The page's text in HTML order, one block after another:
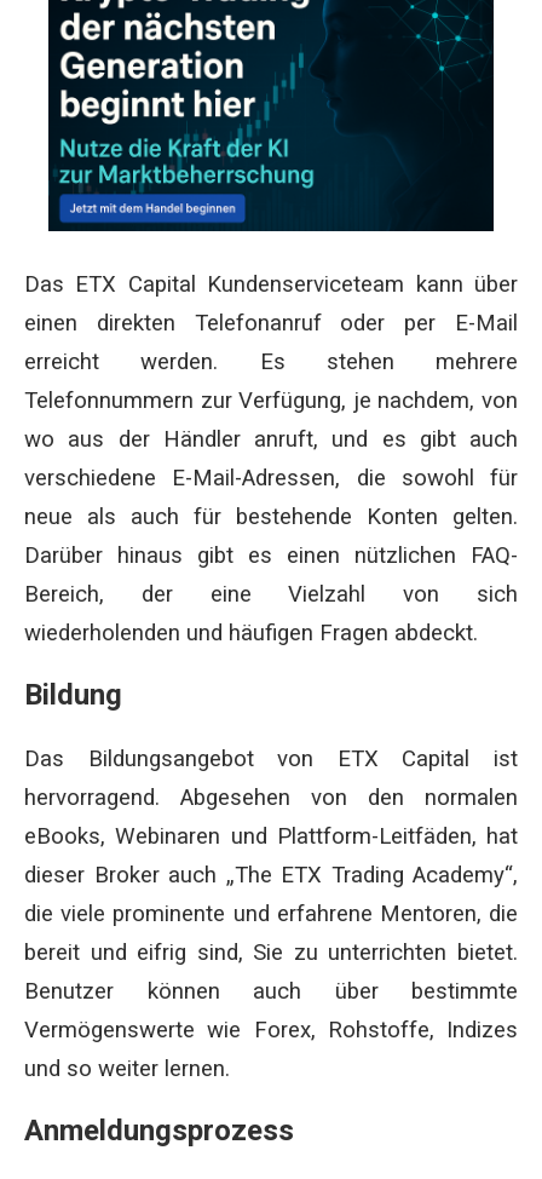
Das ETX Capital Kundenserviceteam kann über
einen direkten Telefonanruf oder per E-Mail
erreicht werden. Es stehen mehrere
Telefonnummern zur Verfügung, je nachdem, von
wo aus der Händler anruft, und es gibt auch
verschiedene E-Mail-Adressen, die sowohl für
neue als auch für bestehende Konten gelten.
Darüber hinaus gibt es einen nützlichen FAQ-
Bereich, der eine Vielzahl von sich
wiederholenden und häufigen Fragen abdeckt.
Bildung
Das Bildungsangebot von ETX Capital ist
hervorragend. Abgesehen von den normalen
eBooks, Webinaren und Plattform-Leitfäden, hat
dieser Broker auch „The ETX Trading Academy“,
die viele prominente und erfahrene Mentoren, die
bereit und eifrig sind, Sie zu unterrichten bietet.
Benutzer können auch über bestimmte
Vermögenswerte wie Forex, Rohstoffe, Indizes
und so weiter lernen.
Anmeldungsprozess